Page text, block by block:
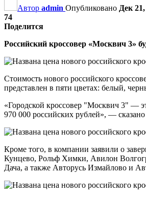
Автор admin Опубликовано Дек
74
Поделится
Российский кроссовер «Москвич 3»
Стоимость нового российского
представлен в пяти цветах: белый,
«Городской кроссовер "Москвич 3" —
970 000 российских рублей», —
Кроме того, в компании заявили о
Кунцево, Рольф Химки, Авилон
Дача, а также Авторусь Измайлово и